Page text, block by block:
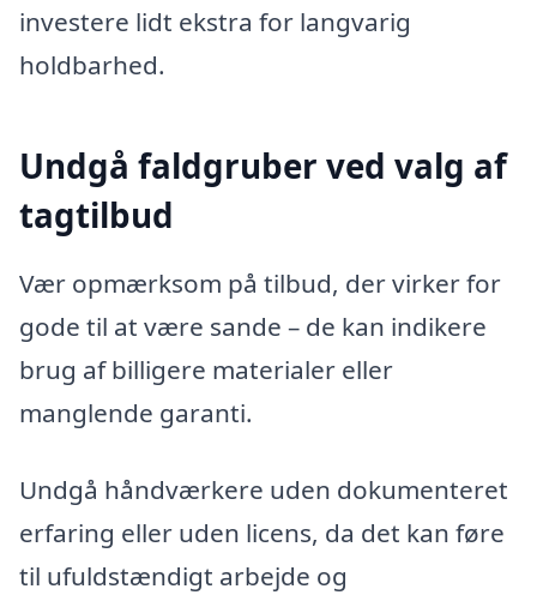
investere lidt ekstra for langvarig
holdbarhed.
Undgå faldgruber ved valg af
tagtilbud
Vær opmærksom på tilbud, der virker for
gode til at være sande – de kan indikere
brug af billigere materialer eller
manglende garanti.
Undgå håndværkere uden dokumenteret
erfaring eller uden licens, da det kan føre
til ufuldstændigt arbejde og